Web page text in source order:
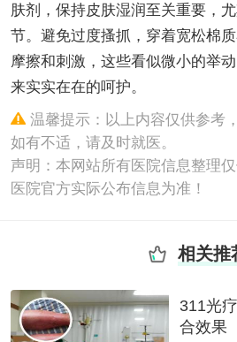
肤剂，保持皮肤湿润至关重要，
节。避免过度搔抓，穿着宽松棉
摩擦和刺激，这些看似微小的举
来实实在在的呵护。
温馨提示：以上内容仅供参考
如有不适，请及时就医。
声明：本网站所有医院信息整理
医院官方实际公布信息为准！
相关推
311光
合效果